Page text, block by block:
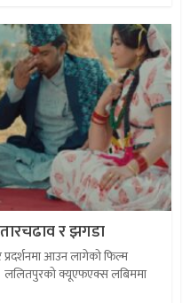
र झगडा
आउन लागेको फिल्म
। ललितपुरको क्यूएफएक्स लबिममा